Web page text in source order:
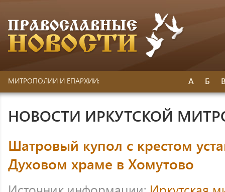
МИТРОПОЛИИ И ЕПАРХИИ: А Б
НОВОСТИ ИРКУТСКОЙ
Шатровый купол с крестом
Духовом храме в Хомутово